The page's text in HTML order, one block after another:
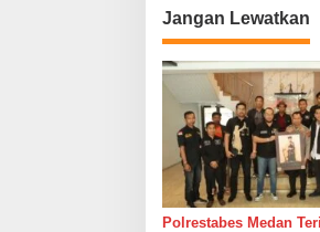
Jangan Lewatkan
Polrestabes Medan